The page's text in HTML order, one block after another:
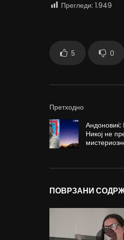
Прегледи: 1.949
5 0
Претходно
Никој не
ПОВРЗАНИ